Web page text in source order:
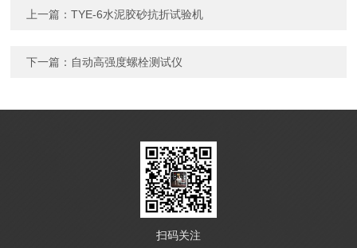
上一篇：TYE-6水泥胶砂抗折试验机
下一篇： 自动高强度螺栓测试仪
扫码关注